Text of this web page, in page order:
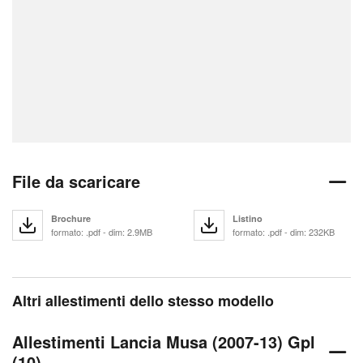
File da scaricare
Brochure
formato: .pdf - dim: 2.9MB
Listino
formato: .pdf - dim: 232KB
Altri allestimenti dello stesso modello
Allestimenti Lancia Musa (2007-13) Gpl